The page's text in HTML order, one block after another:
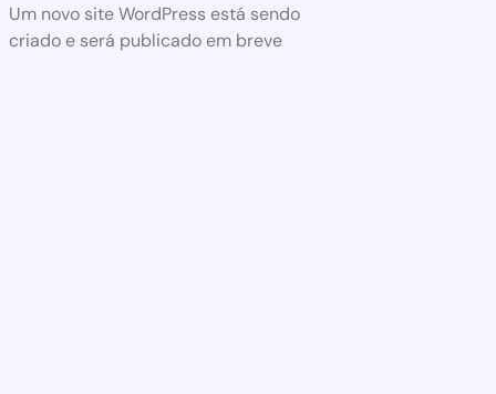
Um novo site WordPress está sendo
criado e será publicado em breve